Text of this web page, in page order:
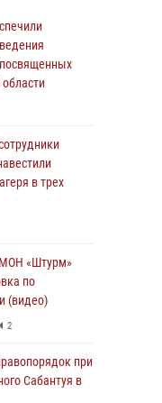
с
Омской
по
(видео)
2
в крестном
в трех
«Штурм»
по
(видео)
2
при
Сабантуя в